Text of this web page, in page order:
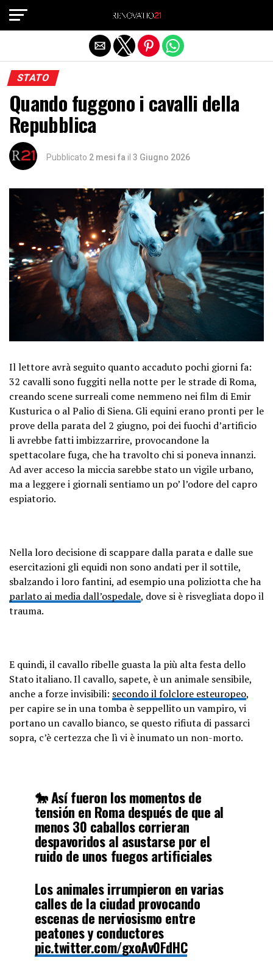
STATO
Quando fuggono i cavalli della
Repubblica
Pubblicato 2 mesi fa il 3 Giugno 2026
Il lettore avrà seguito quanto accaduto pochi giorni fa:
32 cavalli sono fuggiti nella notte per le strade di Roma,
creando scene surreali come nemmeno nei film di Emir
Kusturica o al Palio di Siena. Gli equini erano pronti per le
prove della parata del 2 giugno, poi dei fuochi d’artificio
li avrebbe fatti imbizzarrire, provocandone la
spettacolare fuga, che ha travolto chi si poneva innanzi.
Ad aver acceso la miccia sarebbe stato un vigile urbano,
ma a leggere i giornali sentiamo un po’ l’odore del capro
espiatorio.
Nella loro decisione di scappare dalla parata e dalle sue
esercitazioni gli equidi non sono andati per il sottile,
sbalzando i loro fantini, ad esempio una poliziotta che ha
parlato ai media dall’ospedale, dove si è risvegliata dopo il
trauma.
E quindi, il cavallo ribelle guasta la più alta festa dello
Stato italiano. Il cavallo, sapete, è un animale sensibile,
anche a forze invisibili: secondo il folclore esteuropeo,
per capire se in una tomba è seppellito un vampiro, vi
portano un cavallo bianco, se questo rifiuta di passarci
sopra, c’è certezza che lì vi è inumato un non-morto.
🐎 Así fueron los momentos de
tensión en Roma después de que al
menos 30 caballos corrieran
despavoridos al asustarse por el
ruido de unos fuegos artificiales
Los animales irrumpieron en varias
calles de la ciudad provocando
escenas de nerviosismo entre
peatones y conductores
pic.twitter.com/gxoAv0FdHC
Exit mobile version